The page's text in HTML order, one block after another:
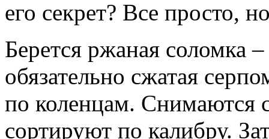
его секрет? Все просто,
Берется ржаная соломка
обязательно сжатая
по коленцам. Снимаются
сортируют по калибру.